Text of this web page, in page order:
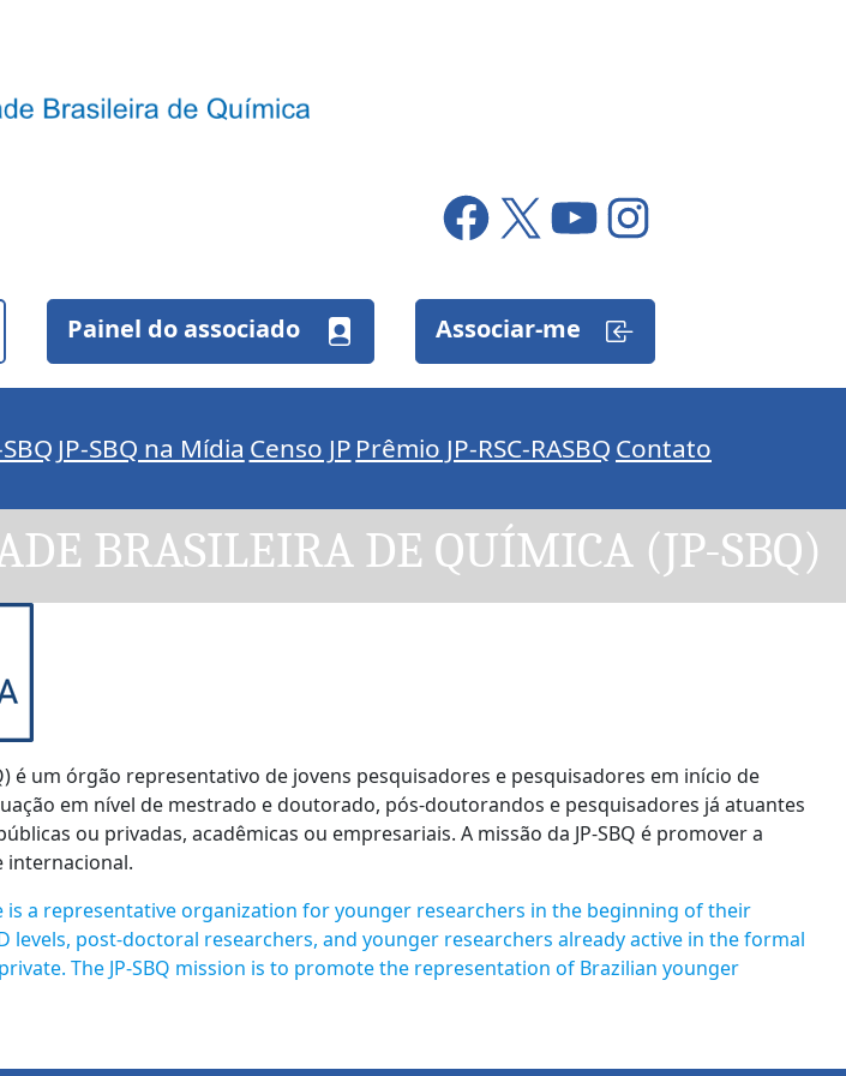
Facebook
X YouTube
Instagram
Painel do associado Associar-me
JP-SBQ na Mídia Censo JP Prêmio JP-RSC-RASBQ Contato
BRASILEIRA DE QUÍMICA (JP-SBQ)
é um órgão representativo de jovens pesquisadores e pesquisadores em início de
em nível de mestrado e doutorado, pós-doutorandos e pesquisadores já atuantes
ou privadas, acadêmicas ou empresariais. A missão da JP-SBQ é promover a
internacional.
is a representative organization for younger researchers in the beginning of their
levels, post-doctoral researchers, and younger researchers already active in the formal
The JP-SBQ mission is to promote the representation of Brazilian younger